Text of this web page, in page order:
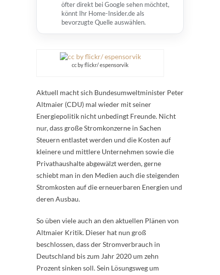
öfter direkt bei Google sehen möchtet,
könnt Ihr Home-Insider.de als
bevorzugte Quelle auswählen.
cc by flickr/ espensorvik
Aktuell macht sich Bundesumweltminister Peter
Altmaier (CDU) mal wieder mit seiner
Energiepolitik nicht unbedingt Freunde. Nicht
nur, dass große Stromkonzerne in Sachen
Steuern entlastet werden und die Kosten auf
kleinere und mittlere Unternehmen sowie die
Privathaushalte abgewälzt werden, gerne
schiebt man in den Medien auch die steigenden
Stromkosten auf die erneuerbaren Energien und
deren Ausbau.
So üben viele auch an den aktuellen Plänen von
Altmaier Kritik. Dieser hat nun groß
beschlossen, dass der Stromverbrauch in
Deutschland bis zum Jahr 2020 um zehn
Prozent sinken soll. Sein Lösungsweg um